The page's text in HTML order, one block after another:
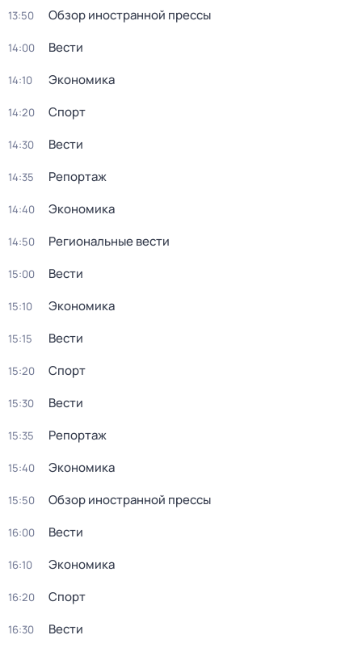
13:50 Обзор иностранной прессы
14:00 Вести
14:10 Экономика
14:20 Спорт
14:30 Вести
14:35 Репортаж
14:40 Экономика
14:50 Региональные вести
15:00 Вести
15:10 Экономика
15:15 Вести
15:20 Спорт
15:30 Вести
15:35 Репортаж
15:40 Экономика
15:50 Обзор иностранной прессы
16:00 Вести
16:10 Экономика
16:20 Спорт
16:30 Вести